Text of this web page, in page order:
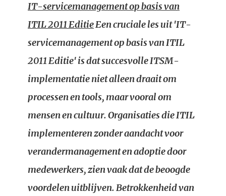
IT-servicemanagement op basis van
ITIL 2011 EditieEen cruciale les uit 'IT-
servicemanagement op basis van ITIL
2011 Editie' is dat succesvolle ITSM-
implementatie niet alleen draait om
processen en tools, maar vooral om
mensen en cultuur. Organisaties die ITIL
implementeren zonder aandacht voor
verandermanagement en adoptie door
medewerkers, zien vaak dat de beoogde
voordelen uitblijven. Betrokkenheid van